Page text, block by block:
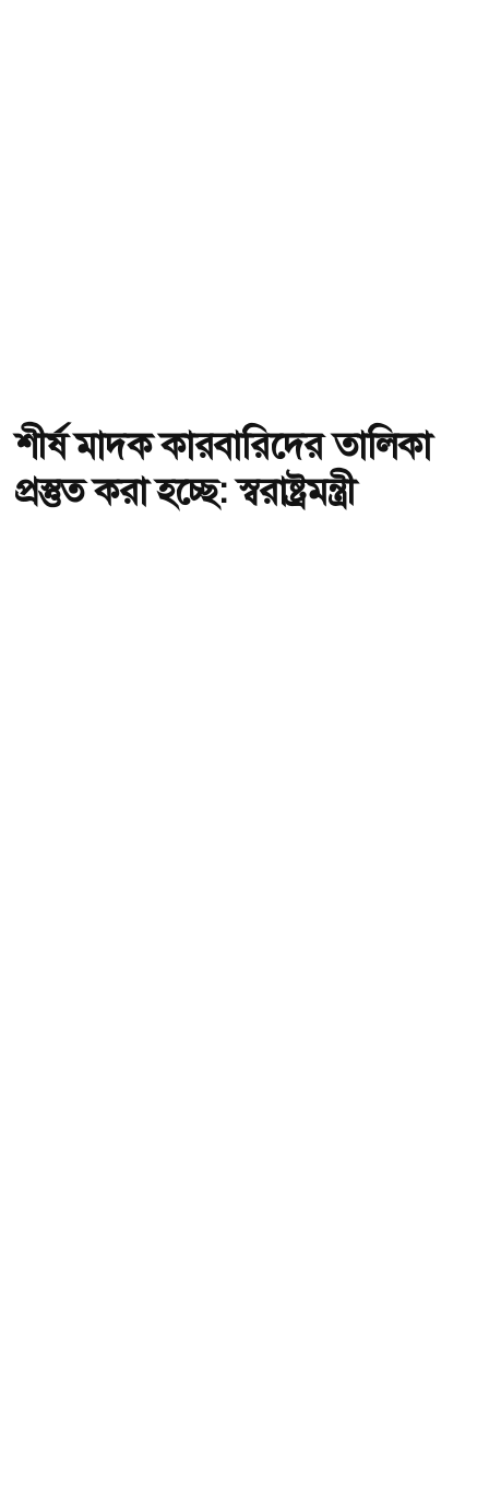
শীর্ষ মাদক কারবারিদের তালিকা
প্রস্তুত করা হচ্ছে: স্বরাষ্ট্রমন্ত্রী